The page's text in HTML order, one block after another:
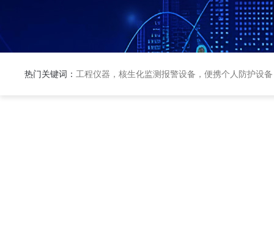
热门关键词： 工程仪器，核生化监测报警设备，便携个人防护设